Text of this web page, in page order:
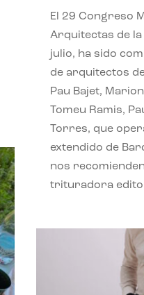
El 29 Congreso
Arquitectas de la
julio, ha sido
de arquitectos
Pau Bajet,
Tomeu Ramis,
Torres, que
extendido de
nos
trituradora